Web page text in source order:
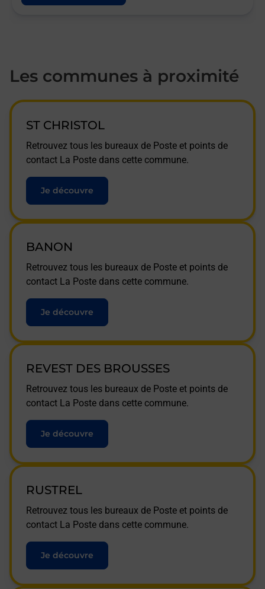
Les communes à proximité
ST CHRISTOL
Retrouvez tous les bureaux de Poste et points de
contact La Poste dans cette commune.
Je découvre
BANON
Retrouvez tous les bureaux de Poste et points de
contact La Poste dans cette commune.
Je découvre
REVEST DES BROUSSES
Retrouvez tous les bureaux de Poste et points de
contact La Poste dans cette commune.
Je découvre
RUSTREL
Retrouvez tous les bureaux de Poste et points de
contact La Poste dans cette commune.
Je découvre